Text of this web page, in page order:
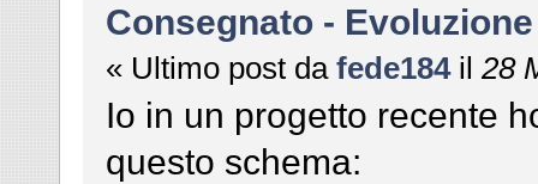
Consegnato -
« Ultimo post da fede184 il 28
Io in un progetto recente
questo schema: